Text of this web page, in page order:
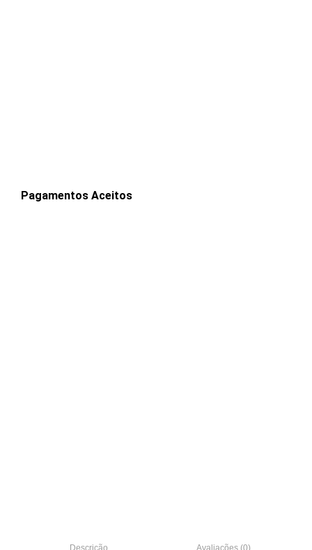
Pagamentos Aceitos